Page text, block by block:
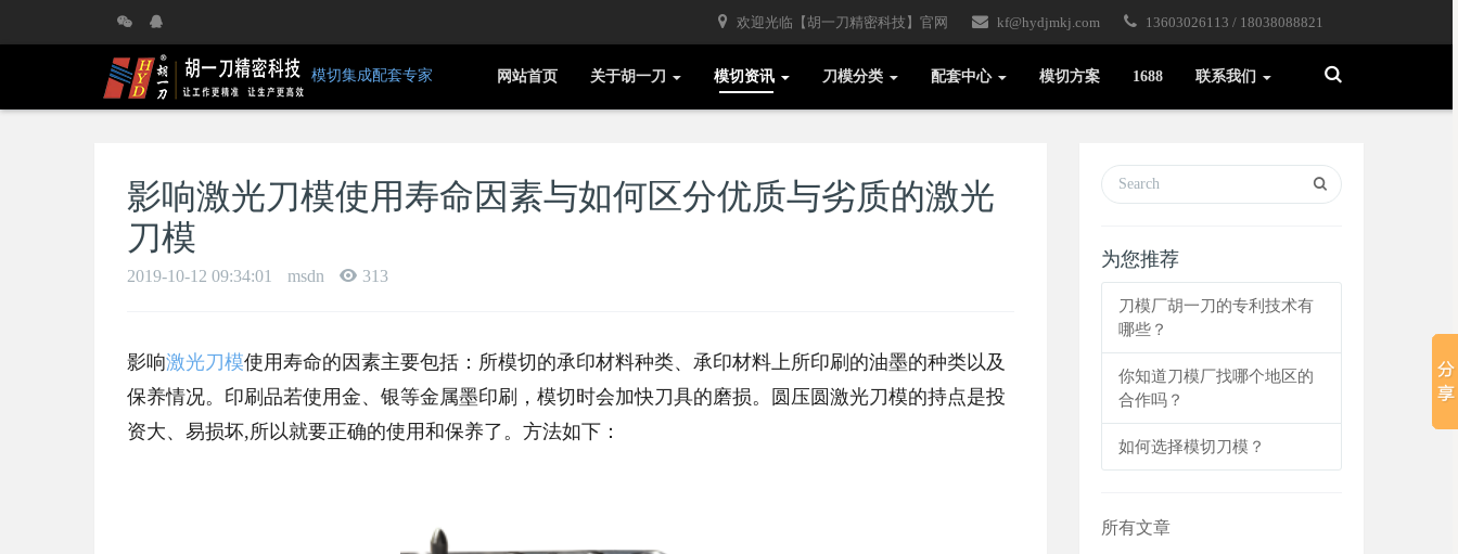
欢迎光临【胡一刀精密科技】官网 kf@hydjmkj.com 13603026113 / 18038088821
模切集成配套专家 Toggle
Search
网站首页 关于胡一刀 模切资讯 刀模分类 配套中心 模切方案 1688 联系我们
影响激光刀模使用寿命因素与如何区分优质与劣质的激光
刀模
2019-10-12 09:34:01 msdn 313
影响激光刀模使用寿命的因素主要包括：所模切的承印材料种类、承印材料上所印刷的油墨的种类以及
保养情况。印刷品若使用金、银等金属墨印刷，模切时会加快刀具的磨损。圆压圆激光刀模的持点是投
资大、易损坏,所以就要正确的使用和保养了。方法如下：
为您推荐
刀模厂胡一刀的专利技术有
哪些？
你知道刀模厂找哪个地区的
合作吗？
如何选择模切刀模？
所有文章